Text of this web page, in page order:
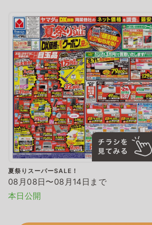
夏祭りスーパーSALE！
08月08日〜08月14日まで
本日公開